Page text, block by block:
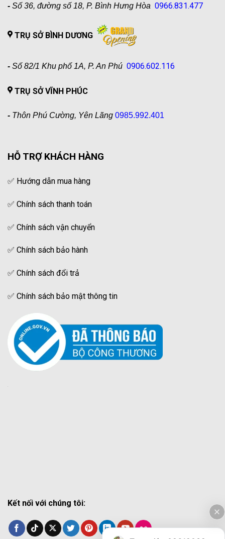
- Số 36, đường số 18, P. Bình Hưng Hòa 0966.831.477
TRỤ SỞ BÌNH DƯƠNG
- Số 82/1 Khu phố 1A, P. An Phú 0906.602.116
TRỤ SỞ VĨNH PHÚC
- Thôn Phú Cường, Yên Lãng 0985.992.401
HỖ TRỢ KHÁCH HÀNG
✅ Hướng dẫn mua hàng
✅ Chính sách thanh toán
✅ Chính sách vận chuyển
✅ Chính sách bảo hành
✅ Chính sách đổi trả
✅ Chính sách bảo mật thông tin
Kết nối với chúng tôi: